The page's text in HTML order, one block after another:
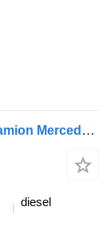
Barre de réaction A9603500906 pour camion Mercedes-Benz ACTROS MP4 1845 L
diesel